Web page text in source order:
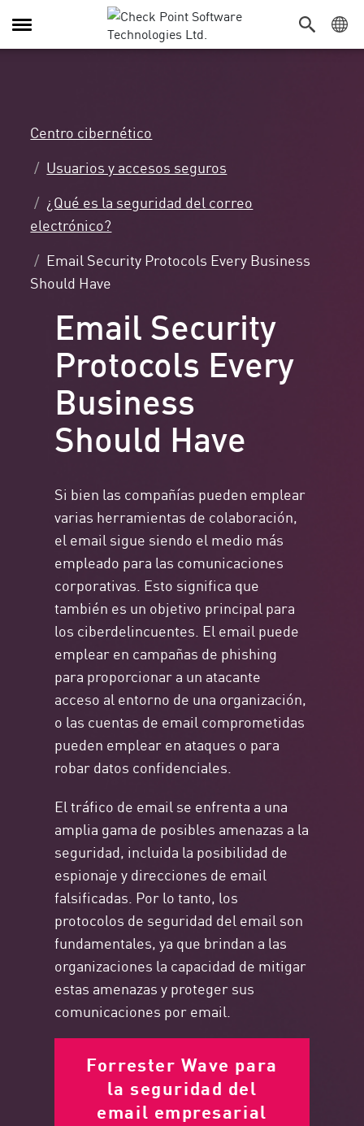
Alternar
navegación
Centro cibernético
Usuarios y accesos seguros
¿Qué es la seguridad del correo
electrónico?
Email Security Protocols Every Business
Should Have
Email Security
Protocols Every
Business
Should Have
Si bien las compañías pueden emplear
varias herramientas de colaboración,
el email sigue siendo el medio más
empleado para las comunicaciones
corporativas. Esto significa que
también es un objetivo principal para
los ciberdelincuentes. El email puede
emplear en campañas de phishing
para proporcionar a un atacante
acceso al entorno de una organización,
o las cuentas de email comprometidas
pueden emplear en ataques o para
robar datos confidenciales.
El tráfico de email se enfrenta a una
amplia gama de posibles amenazas a la
seguridad, incluida la posibilidad de
espionaje y direcciones de email
falsificadas. Por lo tanto, los
protocolos de seguridad del email son
fundamentales, ya que brindan a las
organizaciones la capacidad de mitigar
estas amenazas y proteger sus
comunicaciones por email.
Forrester Wave para
la seguridad del
email empresarial